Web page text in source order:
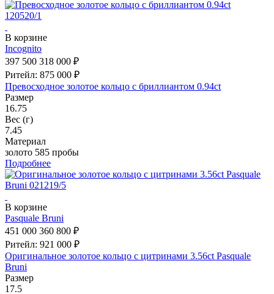
В корзине
Incognito
397 500 318 000 ₽
Ритейл: 875 000 ₽
Превосходное золотое кольцо с бриллиантом 0.94ct
Размер
16.75
Вес (г)
7.45
Материал
золото 585 пробы
Подробнее
В корзине
Pasquale Bruni
451 000 360 800 ₽
Ритейл: 921 000 ₽
Оригинальное золотое кольцо с цитринами 3.56ct Pasquale
Bruni
Размер
17.5